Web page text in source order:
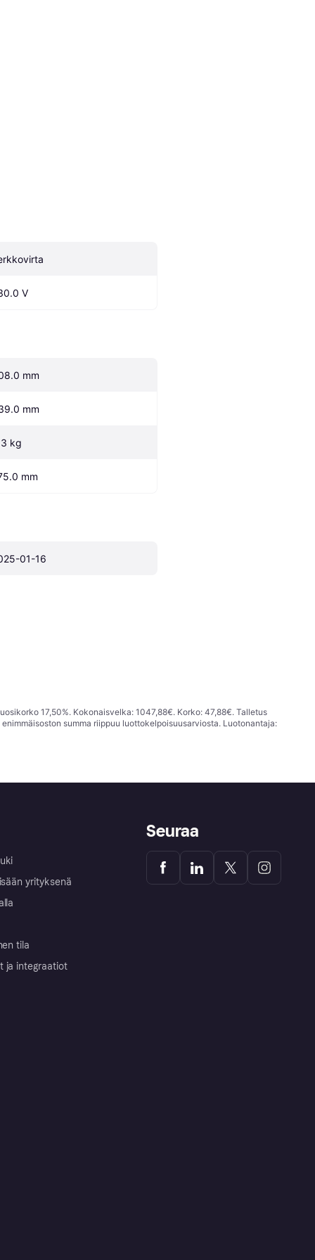
V
mm
mm
kg
mm
01-16
17,50%. Kokonaisvelka: 1047,88€. Korko: 47,88€. Talletus
summa riippuu luottokelpoisuusarviosta. Luotonantaja:
yrityksenä
tila
ja integraatiot
Seuraa